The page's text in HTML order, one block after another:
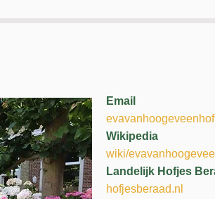
Email
Wikipedia
wiki/
Landelijk Hofjes
hofjesberaad.nl